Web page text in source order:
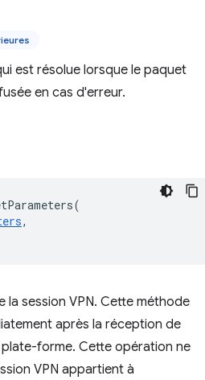
est résolue lorsque le paquet
en cas d'erreur.
(
,
la session VPN. Cette méthode
après la réception de
plate-forme. Cette opération ne
VPN appartient à